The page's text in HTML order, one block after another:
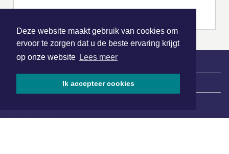
Deze website maakt gebruik van cookies om
ervoor te zorgen dat u de beste ervaring krijgt
op onze website Lees meer
Ik accepteer cookies
| Nieuws | Sport | Evenementen
Hoofdvestiging: